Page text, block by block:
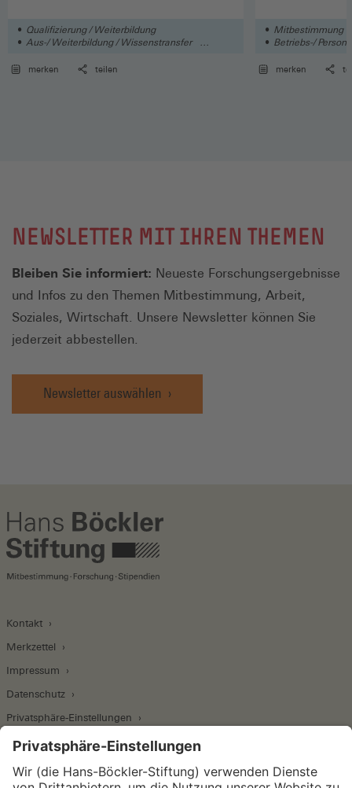
Qualifizierung / Weiterbildung
Aus-/ Weiterbildung / Wissenstransfer
merken
teilen
Mitbestimmung
Betriebs-/
merken
NEWSLETTER MIT IHREN THEMEN
Bleiben Sie informiert: Neueste Forschungsergebnisse
und Infos zu den Themen Mitbestimmung, Arbeit,
Soziales, Wirtschaft. Unsere Newsletter können Sie
jederzeit abbestellen.
Newsletter auswählen
Kontakt
Merkzettel
Impressum
Datenschutz
Privatsphäre-Einstellungen
Wirtschafts- und Sozialwissenschaftliches Institut